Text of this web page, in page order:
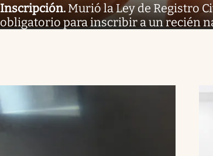
Inscripción. Murió la Ley de Registro
obligatorio para inscribir a un recién